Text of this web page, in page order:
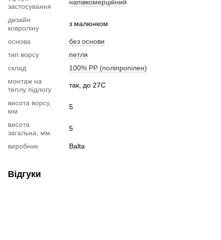
застосування
напівкомерційний
дизайн
ковроліну
з малюнком
основа
без основи
тип ворсу
петля
склад
100% РР (поліпропілен)
монтаж на
теплу підлогу
так, до 27С
висота ворсу,
мм
5
висота
загальна, мм
5
виробник Bаltа
Відгуки